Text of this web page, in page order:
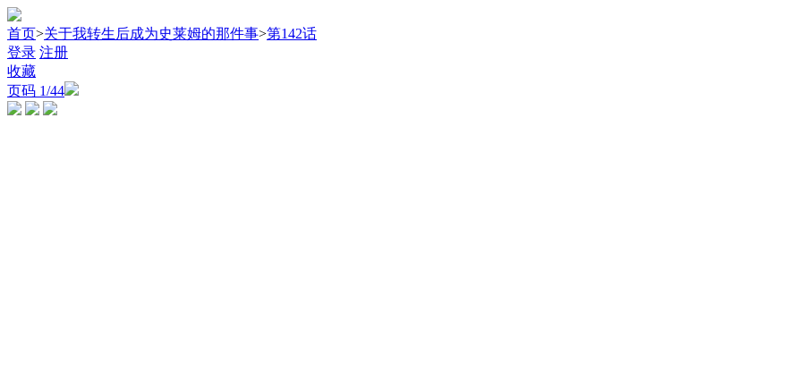
首页>关于我转生后成为史莱姆的那件事>第142话
登录 注册
收藏
页码 1/44